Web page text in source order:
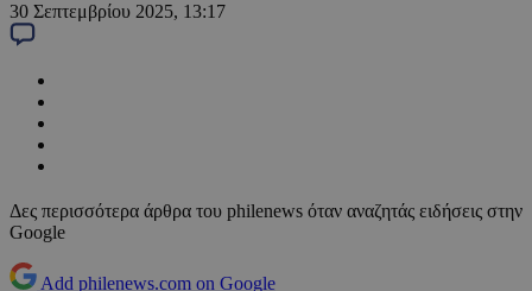
30 Σεπτεμβρίου 2025, 13:17
Δες περισσότερα άρθρα του philenews όταν αναζητάς ειδήσεις στην
Google
Add philenews.com on Google